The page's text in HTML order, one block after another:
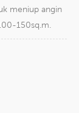
meniup angin
150sq.m.